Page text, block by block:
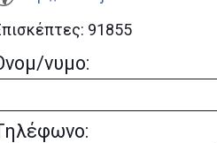
91855
νυμο: